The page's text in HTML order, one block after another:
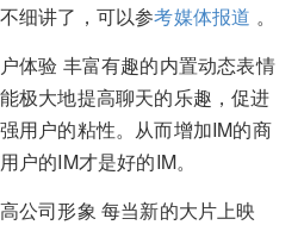
细讲了，可以参考媒体报道 。
体验 丰富有趣的内置动态表情
极大地提高聊天的乐趣，促进
用户的粘性。从而增加IM的商
户的IM才是好的IM。
公司形象 每当新的大片上映